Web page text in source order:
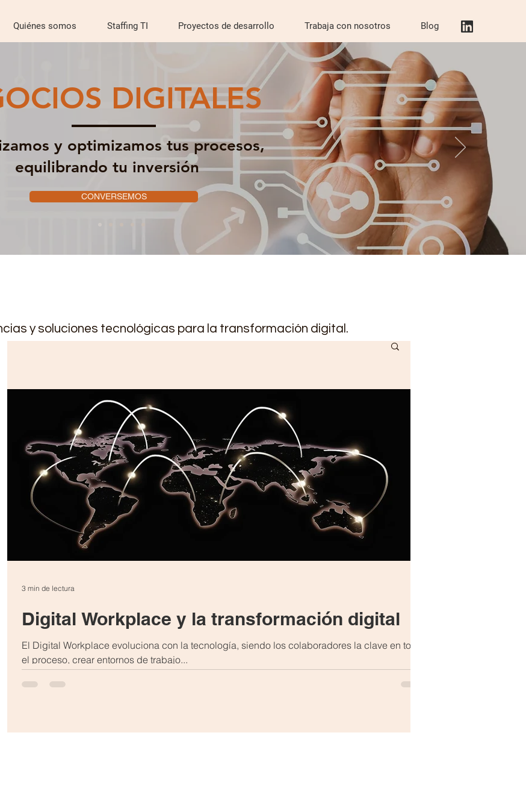
Quiénes somos Staffing TI Proyectos de desarrollo Trabaja con nosotros Blog
DIGITALES
y optimizamos tus procesos,
equilibrando tu inversión
CONVERSEMOS
y soluciones tecnológicas para la transformación digital.
Digital Workplace y la transformación digital
El Digital Workplace evoluciona con la tecnología, siendo los colaboradores la clave en todo
el proceso, crear entornos de trabajo...
3 min de lectura